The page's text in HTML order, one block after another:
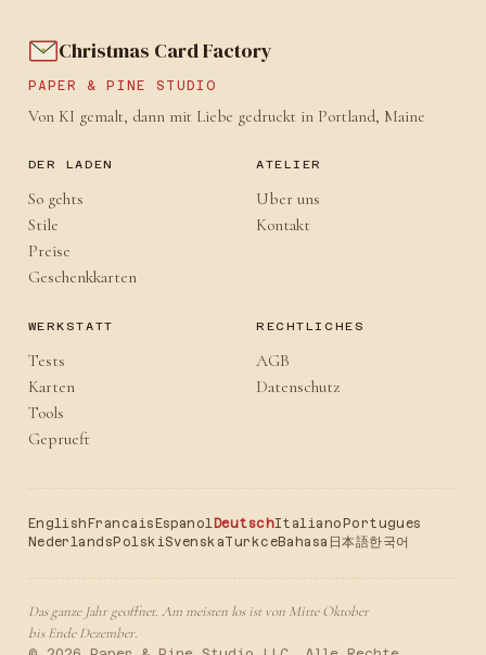
Christmas Card Factory
PAPER & PINE STUDIO
Von KI gemalt, dann mit Liebe gedruckt in Portland, Maine
DER LADEN
So gehts
Stile
Preise
Geschenkkarten
ATELIER
Uber uns
Kontakt
WERKSTATT
Tests
Karten
Tools
Geprueft
RECHTLICHES
AGB
Datenschutz
EnglishFrancaisEspanol DeutschItalianoPortugues
NederlandsPolski SvenskaTurkceBahasa 日本語한국어
Das ganze Jahr geoffnet. Am meisten los ist von Mitte Oktober
bis Ende Dezember.